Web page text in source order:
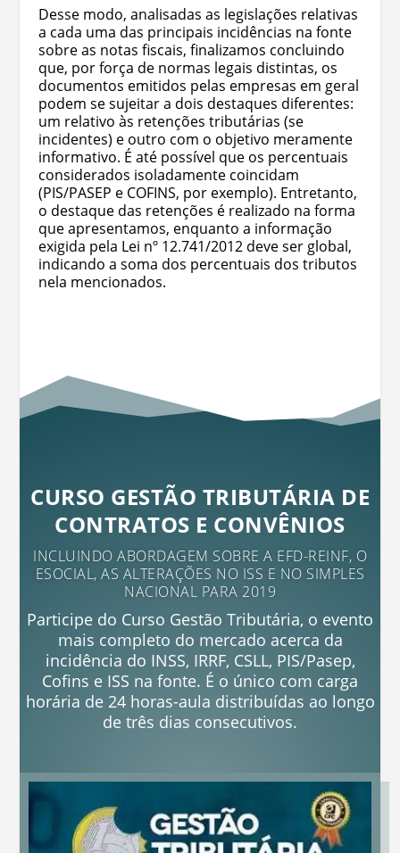
Desse modo, analisadas as legislações relativas
a cada uma das principais incidências na fonte
sobre as notas fiscais, finalizamos concluindo
que, por força de normas legais distintas, os
documentos emitidos pelas empresas em geral
podem se sujeitar a dois destaques diferentes:
um relativo às retenções tributárias (se
incidentes) e outro com o objetivo meramente
informativo. É até possível que os percentuais
considerados isoladamente coincidam
(PIS/PASEP e COFINS, por exemplo). Entretanto,
o destaque das retenções é realizado na forma
que apresentamos, enquanto a informação
exigida pela Lei nº 12.741/2012 deve ser global,
indicando a soma dos percentuais dos tributos
nela mencionados.
CURSO GESTÃO TRIBUTÁRIA DE
CONTRATOS E CONVÊNIOS
INCLUINDO ABORDAGEM SOBRE A EFD-REINF, O
ESOCIAL, AS ALTERAÇÕES NO ISS E NO SIMPLES
NACIONAL PARA 2019
Participe do Curso Gestão Tributária, o evento
mais completo do mercado acerca da
incidência do INSS, IRRF, CSLL, PIS/Pasep,
Cofins e ISS na fonte. É o único com carga
horária de 24 horas-aula distribuídas ao longo
de três dias consecutivos.